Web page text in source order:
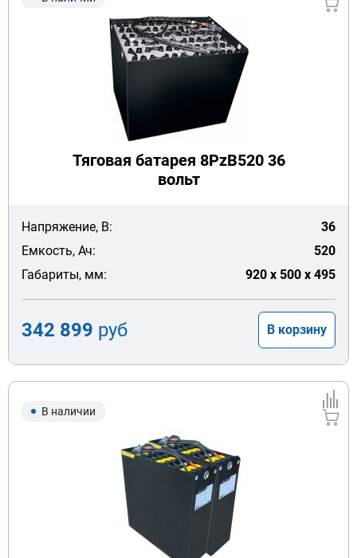
Тяговая батарея 8PzB520 36
вольт
Напряжение, В:
36
Емкость, Ач:
520
Габариты, мм:
920 x 500 x 495
342 899 руб В корзину
В наличии